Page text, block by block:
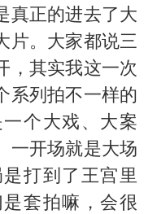
真正的进去了大
片。大家都说三
，其实我这一次
系列拍不一样的
个大戏、大案
一开场就是大场
打到了王宫里
套拍嘛，会很